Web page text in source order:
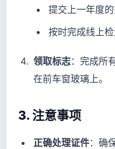
提交上一年度
按时完成线上检
领取标志：完成所
在前车窗玻璃上。
3. 注意事项
正确处理证件：确